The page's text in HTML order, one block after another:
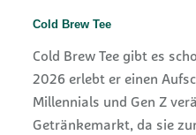
Cold Brew Tee
Cold Brew Tee gibt es
2026 erlebt er einen
Millennials und Gen Z
Getränkemarkt, da sie